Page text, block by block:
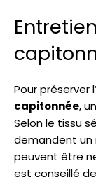
Pour préserver
capitonnée,
Selon le tissu
demandent un
peuvent être
est conseillé